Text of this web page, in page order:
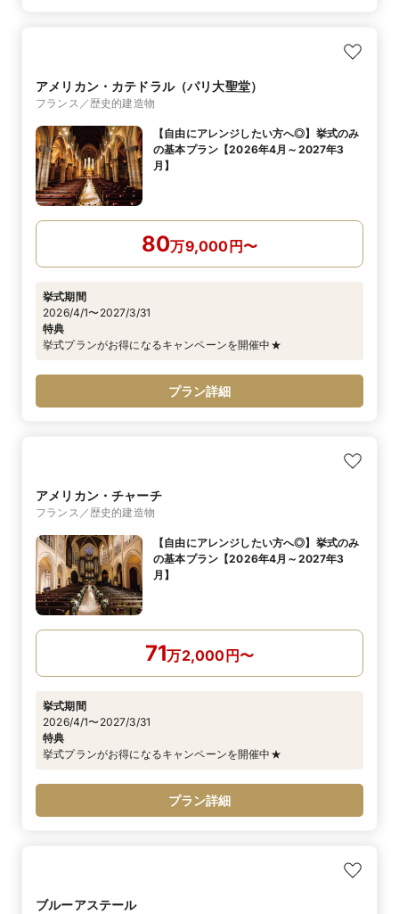
アメリカン・カテドラル（パリ大聖堂）
フランス／歴史的建造物
【自由にアレンジしたい方へ◎】挙式のみ
の基本プラン【2026年4月～2027年3
月】
80万9,000円〜
挙式期間
2026/4/1〜2027/3/31
特典
挙式プランがお得になるキャンペーンを開催中★
プラン詳細
アメリカン・チャーチ
フランス／歴史的建造物
【自由にアレンジしたい方へ◎】挙式のみ
の基本プラン【2026年4月～2027年3
月】
71万2,000円〜
挙式期間
2026/4/1〜2027/3/31
特典
挙式プランがお得になるキャンペーンを開催中★
プラン詳細
ブルーアステール